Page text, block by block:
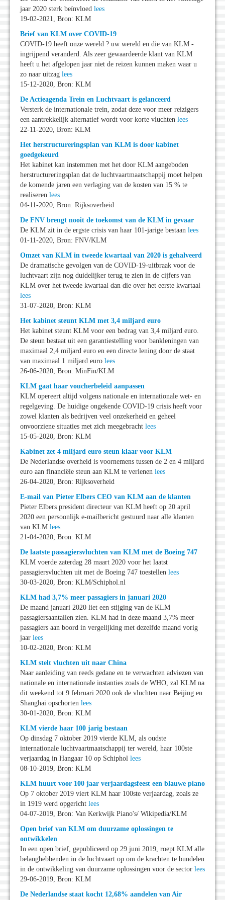
jaar 2020 sterk beïnvloed lees
19-02-2021, Bron: KLM
Brief van KLM over COVID-19
COVID-19 heeft onze wereld ? uw wereld en die van KLM -
ingrijpend veranderd. Als zeer gewaardeerde klant van KLM
heeft u het afgelopen jaar niet de reizen kunnen maken waar u
zo naar uitzag lees
15-12-2020, Bron: KLM
De Actieagenda Trein en Luchtvaart is gelanceerd
Versterk de internationale trein, zodat deze voor meer reizigers
een aantrekkelijk alternatief wordt voor korte vluchten lees
22-11-2020, Bron: KLM
Het herstructureringsplan van KLM is door kabinet
goedgekeurd
Het kabinet kan instemmen met het door KLM aangeboden
herstructureringsplan dat de luchtvaartmaatschappij moet helpen
de komende jaren een verlaging van de kosten van 15 % te
realiseren lees
04-11-2020, Bron: Rijksoverheid
De FNV brengt nooit de toekomst van de KLM in gevaar
De KLM zit in de ergste crisis van haar 101-jarige bestaan lees
01-11-2020, Bron: FNV/KLM
Omzet van KLM in tweede kwartaal van 2020 is gehalveerd
De dramatische gevolgen van de COVID-19-uitbraak voor de
luchtvaart zijn nog duidelijker terug te zien in de cijfers van
KLM over het tweede kwartaal dan die over het eerste kwartaal
lees
31-07-2020, Bron: KLM
Het kabinet steunt KLM met 3,4 miljard euro
Het kabinet steunt KLM voor een bedrag van 3,4 miljard euro.
De steun bestaat uit een garantiestelling voor bankleningen van
maximaal 2,4 miljard euro en een directe lening door de staat
van maximaal 1 miljard euro lees
26-06-2020, Bron: MinFin/KLM
KLM gaat haar voucherbeleid aanpassen
KLM opereert altijd volgens nationale en internationale wet- en
regelgeving. De huidige ongekende COVID-19 crisis heeft voor
zowel klanten als bedrijven veel onzekerheid en geheel
onvoorziene situaties met zich meegebracht lees
15-05-2020, Bron: KLM
Kabinet zet 4 miljard euro steun klaar voor KLM
De Nederlandse overheid is voornemens tussen de 2 en 4 miljard
euro aan financiële steun aan KLM te verlenen lees
26-04-2020, Bron: Rijksoverheid
E-mail van Pieter Elbers CEO van KLM aan de klanten
Pieter Elbers president directeur van KLM heeft op 20 april
2020 een persoonlijk e-mailbericht gestuurd naar alle klanten
van KLM lees
21-04-2020, Bron: KLM
De laatste passagiersvluchten van KLM met de Boeing 747
KLM voerde zaterdag 28 maart 2020 voor het laatst
passagiersvluchten uit met de Boeing 747 toestellen lees
30-03-2020, Bron: KLM/Schiphol.nl
KLM had 3,7% meer passagiers in januari 2020
De maand januari 2020 liet een stijging van de KLM
passagiersaantallen zien. KLM had in deze maand 3,7% meer
passagiers aan boord in vergelijking met dezelfde maand vorig
jaar lees
10-02-2020, Bron: KLM
KLM stelt vluchten uit naar China
Naar aanleiding van reeds gedane en te verwachten adviezen van
nationale en internationale instanties zoals de WHO, zal KLM na
dit weekend tot 9 februari 2020 ook de vluchten naar Beijing en
Shanghai opschorten lees
30-01-2020, Bron: KLM
KLM vierde haar 100 jarig bestaan
Op dinsdag 7 oktober 2019 vierde KLM, als oudste
internationale luchtvaartmaatschappij ter wereld, haar 100ste
verjaardag in Hangaar 10 op Schiphol lees
08-10-2019, Bron: KLM
KLM huurt voor 100 jaar verjaardagsfeest een blauwe piano
Op 7 oktober 2019 viert KLM haar 100ste verjaardag, zoals ze
in 1919 werd opgericht lees
04-07-2019, Bron: Van Kerkwijk Piano's/ Wikipedia/KLM
Open brief van KLM om duurzame oplossingen te
ontwikkelen
In een open brief, gepubliceerd op 29 juni 2019, roept KLM alle
belanghebbenden in de luchtvaart op om de krachten te bundelen
in de ontwikkeling van duurzame oplossingen voor de sector lees
29-06-2019, Bron: KLM
De Nederlandse staat kocht 12,68% aandelen van Air